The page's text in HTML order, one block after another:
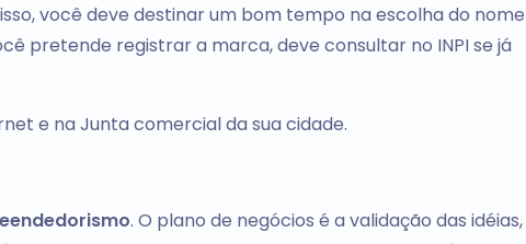
você deve destinar um bom tempo na escolha do nome
pretende registrar a marca, deve consultar no INPI se já
e na Junta comercial da sua cidade.
. O plano de negócios é a validação das idéias,